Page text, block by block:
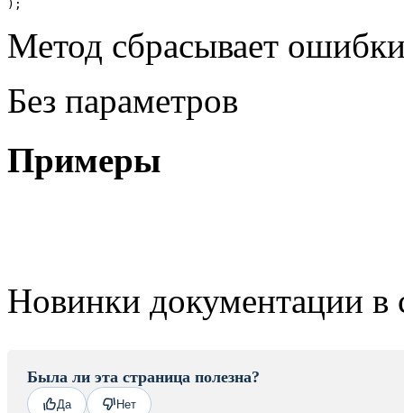
);
Метод сбрасывает
Без параметров
Примеры
Новинки документации в
Была ли эта страница полезна?
Да Нет